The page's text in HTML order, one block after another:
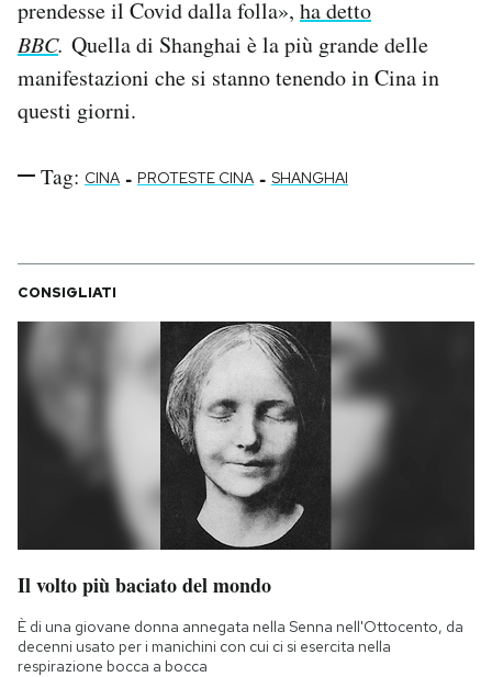
prendesse il Covid dalla folla», ha detto
BBC. Quella di Shanghai è la più grande delle
manifestazioni che si stanno tenendo in Cina in
questi giorni.
Tag: CINA - PROTESTE CINA - SHANGHAI
CONSIGLIATI
Il volto più baciato del mondo
È di una giovane donna annegata nella Senna nell'Ottocento, da
decenni usato per i manichini con cui ci si esercita nella
respirazione bocca a bocca